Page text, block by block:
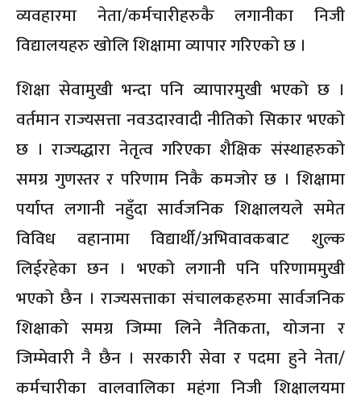
व्यवहारमा नेता/कर्मचारीहरुकै लगानीका निजी
विद्यालयहरु खोलि शिक्षामा व्यापार गरिएको छ ।
शिक्षा सेवामुखी भन्दा पनि व्यापारमुखी भएको छ ।
वर्तमान राज्यसत्ता नवउदारवादी नीतिको सिकार भएको
छ । राज्यद्धारा नेतृत्व गरिएका शैक्षिक संस्थाहरुको
समग्र गुणस्तर र परिणाम निकै कमजोर छ । शिक्षामा
पर्याप्त लगानी नहुँदा सार्वजनिक शिक्षालयले समेत
विविध वहानामा विद्यार्थी/अभिवावकबाट शुल्क
लिईरहेका छन । भएको लगानी पनि परिणाममुखी
भएको छैन । राज्यसत्ताका संचालकहरुमा सार्वजनिक
शिक्षाको समग्र जिम्मा लिने नैतिकता, योजना र
जिम्मेवारी नै छैन । सरकारी सेवा र पदमा हुने नेता/
कर्मचारीका वालवालिका महंगा निजी शिक्षालयमा